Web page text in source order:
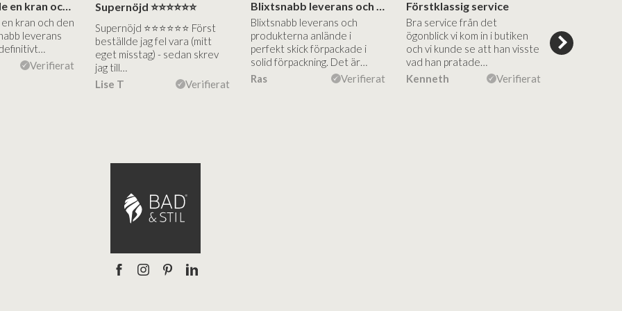
Jag beställde en kran och den är jättebra…
kran och den
leverans
Verifierat
Supernöjd ⭐️⭐️⭐️⭐️⭐️⭐️
Supernöjd ⭐️⭐️⭐️⭐️⭐️⭐️ Först
beställde jag fel vara (mitt
eget misstag) - sedan skrev
jag till…
Lise T
Verifierat
Blixtsnabb leverans och
produkterna anlände i
perfekt skick förpackade i
solid förpackning. Det är…
Ras
Verifierat
Förstklassig service
Bra service från det
ögonblick vi kom in i butiken
och vi kunde se att han visste
vad han pratade…
Kenneth
Verifierat
showroom,
rådgivning,